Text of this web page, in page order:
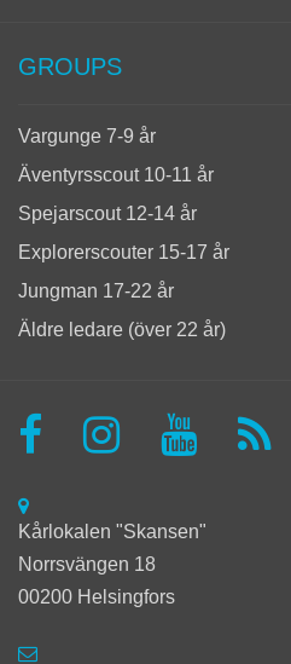
GROUPS
Vargunge 7-9 år
Äventyrsscout 10-11 år
Spejarscout 12-14 år
Explorerscouter 15-17 år
Jungman 17-22 år
Äldre ledare (över 22 år)
Kårlokalen "Skansen"
Norrsvängen 18
00200 Helsingfors